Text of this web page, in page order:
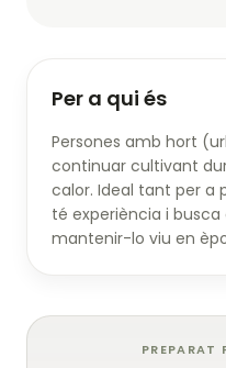
Per a qui és
Persones amb hort
continuar cultivant
calor. Ideal tant per a
té experiència i
mantenir-lo viu en
PREPARAT